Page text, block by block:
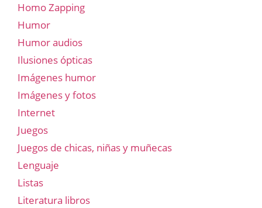
Homo Zapping
Humor
Humor audios
Ilusiones ópticas
Imágenes humor
Imágenes y fotos
Internet
Juegos
Juegos de chicas, niñas y muñecas
Lenguaje
Listas
Literatura libros